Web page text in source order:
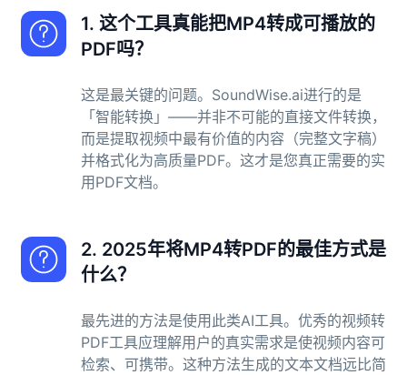
1. 这个工具真能把MP4转成可播放的
PDF吗？
这是最关键的问题。SoundWise.ai进行的是
「智能转换」——并非不可能的直接文件转换，
而是提取视频中最有价值的内容（完整文字稿）
并格式化为高质量PDF。这才是您真正需要的实
用PDF文档。
2. 2025年将MP4转PDF的最佳方式是
什么？
最先进的方法是使用此类AI工具。优秀的视频转
PDF工具应理解用户的真实需求是使视频内容可
检索、可携带。这种方法生成的文本文档远比简